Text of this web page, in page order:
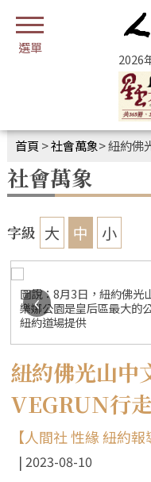
2026
首頁 >社會萬象>紐約佛
社會萬象
字級 大 中 小
圖說：8月3日，紐約佛光
樂娜公園是皇后區最大的
紐約道場提供
‹
紐約佛光山
VEGRUN行
【人間社 性緣 紐約報
2023-08-10